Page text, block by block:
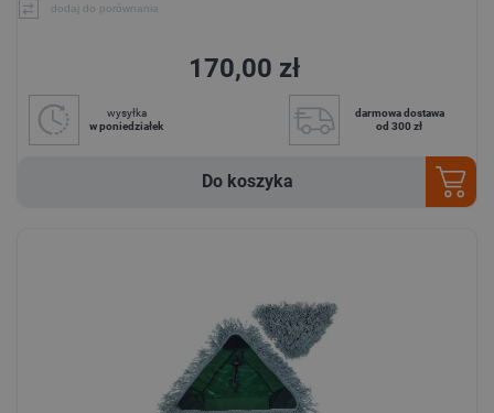
dodaj do porównania
170,00 zł
wysyłka
w poniedziałek
darmowa dostawa
od 300 zł
Do koszyka